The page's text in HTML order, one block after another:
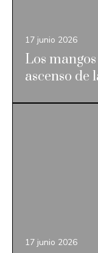
17 junio 2026
Los
ascenso de
17 junio 2026